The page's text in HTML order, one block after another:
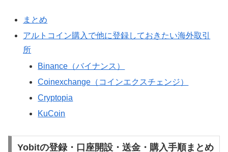
まとめ
アルトコイン購入で他に登録しておきたい海外取引
所
Binance（バイナンス）
Coinexchange（コインエクスチェンジ）
Cryptopia
KuCoin
Yobitの登録・口座開設・送金・購入手順まとめ